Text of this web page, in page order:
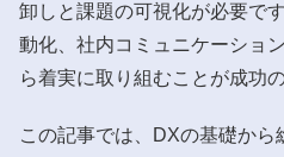
卸しと課題の可視化が必要で
動化、社内コミュニケーショ
ら着実に取り組むことが成功
この記事では、DXの基礎か